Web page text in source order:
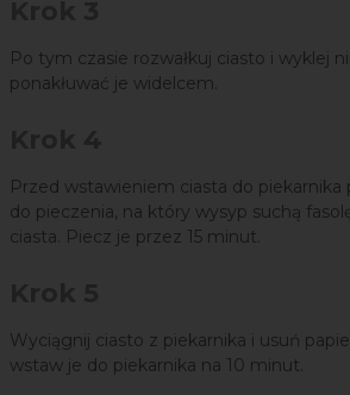
Po tym czasie rozwałkuj ciasto i wyklej
ponakłuwać je widelcem.
Przed wstawieniem ciasta do piekarnika
do pieczenia, na który wysyp suchą
ciasta. Piecz je przez 15 minut.
Wyciągnij ciasto z piekarnika i usuń
wstaw je do piekarnika na 10 minut.